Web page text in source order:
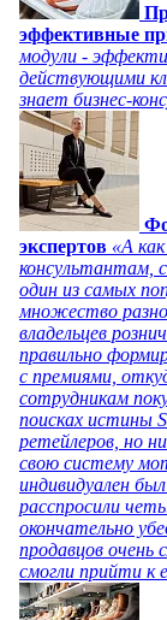
эффективные
модули -
действующими
знает бизнес-
экспертов «А
консультантам,
один из самых
множество
владельцев
правильно
с премиями,
сотрудникам
поисках истины
ретейлеров, но
свою систему
индивидуален
расспросили
окончательно
продавцов
смогли прийти к